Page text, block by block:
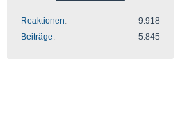
Reaktionen
9.918
Beiträge
5.845